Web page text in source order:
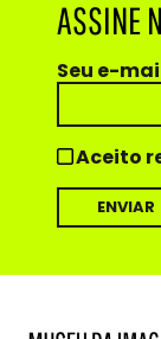
ASSINE
Seu e-
Aceito